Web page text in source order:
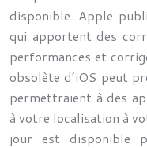
disponible. Apple
qui apportent des
performances et
obsolète d’iOS peut
permettraient à des
à votre localisation à
jour est disponible